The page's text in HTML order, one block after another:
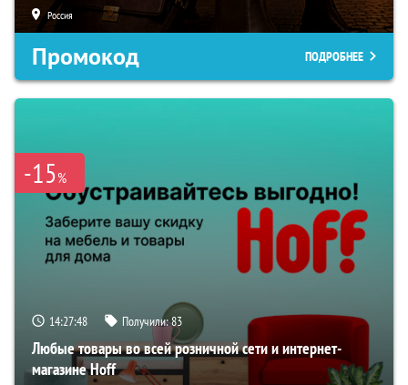
Россия
Промокод ПОДРОБНЕЕ
-15%
14:27:47 Получили:83
Любые товары во всей розничной сети и интернет-
магазине Hoff